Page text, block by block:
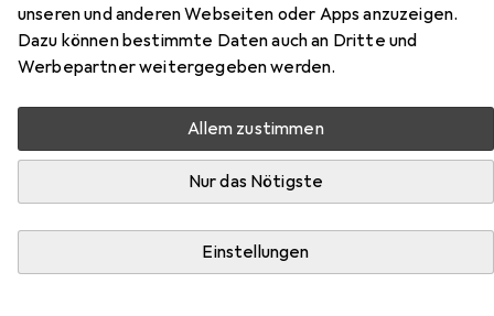
unseren und anderen Webseiten oder Apps anzuzeigen.
Dazu können bestimmte Daten auch an Dritte und
Werbepartner weitergegeben werden.
Allem zustimmen
Nur das Nötigste
Einstellungen
Zubehör für Apple EarPods
Hier findest du passendes Zubehör zum Produkt Apple
EarPods (3.5mm Klinke) aus der Kategorie Mobilgerät
Beliebt Apple